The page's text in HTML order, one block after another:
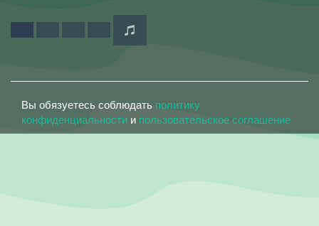
Вы обязуетесь соблюдать политику
конфиденциальности и пользовательское соглашение